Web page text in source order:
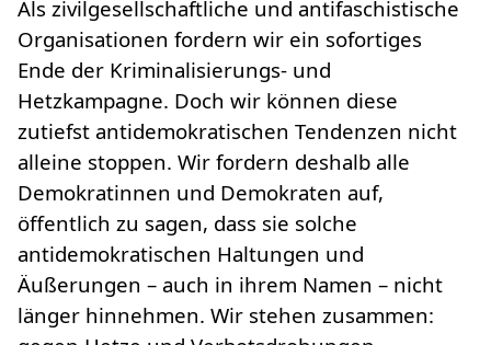
Als zivilgesellschaftliche und antifaschistische
Organisationen fordern wir ein sofortiges
Ende der Kriminalisierungs- und
Hetzkampagne. Doch wir können diese
zutiefst antidemokratischen Tendenzen nicht
alleine stoppen. Wir fordern deshalb alle
Demokratinnen und Demokraten auf,
öffentlich zu sagen, dass sie solche
antidemokratischen Haltungen und
Äußerungen – auch in ihrem Namen – nicht
länger hinnehmen. Wir stehen zusammen: